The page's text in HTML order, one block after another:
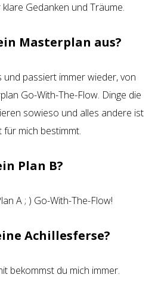
Gedanken und Träume.
Masterplan aus?
und passiert immer wieder, von
Go-With-The-Flow. Dinge die
sowieso und alles andere ist
für mich bestimmt.
Plan B?
A ; ) Go-With-The-Flow!
Achillesferse?
bekommst du mich immer.